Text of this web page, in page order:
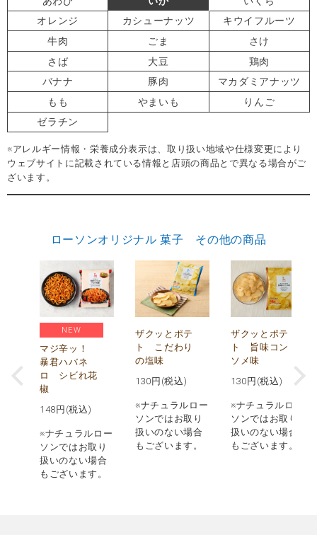
オレンジ
カシューナッツ
キウイフルーツ
牛肉
ごま
さけ
さば
大豆
鶏肉
バナナ
豚肉
マカダミアナッツ
もも
やまいも
りんご
ゼラチン
※アレルギー情報・栄養成分表示は、取り扱い地域や仕様変更により
ウェブサイトに記載されている情報と店頭の商品とで異なる場合がご
ざいます。
ローソンオリジナル 菓子 その他の商品
NEW
マジ辛ッ！
暴君ハバネ
ロ シビれ花
椒
148 円(税込)
※ナチュラルロー
ソンではお取り
扱いのない場合
もございます。
ザクッとポテ
ト こだわり
の塩味
130 円(税込)
※ナチュラルロー
ソンではお取り
扱いのない場合
もございます。
ザクッとポテ
ト 旨味コン
ソメ味
130 円(税込)
※ナチュラルロー
ソンではお取り
扱いのない場合
もございます。